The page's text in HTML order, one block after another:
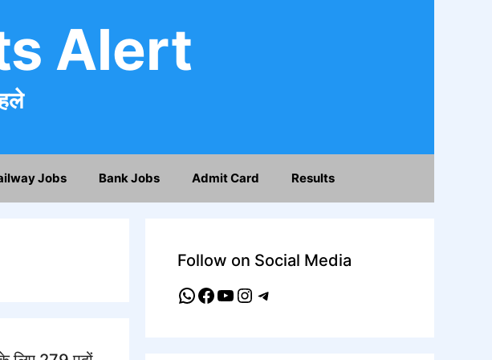
Alert
Jobs Bank Jobs Admit Card Results
Follow on Social Media
WhatsApp
Facebook
YouTube
Instagram
Telegram